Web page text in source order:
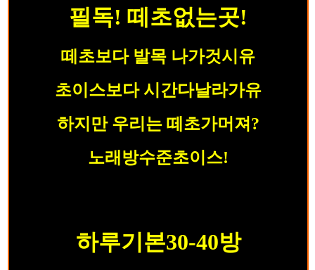
필독! 떼초없는곳!
떼초보다 발목 나가것시유
초이스보다 시간다날라가유
하지만 우리는 떼초가머져?
노래방수준초이스!
하루기본30-40방